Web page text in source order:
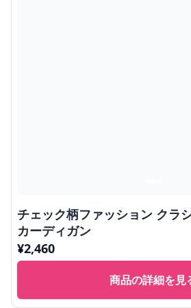
チェック柄ファッション クラ
カーディガン
¥2,460
商品の詳細を見